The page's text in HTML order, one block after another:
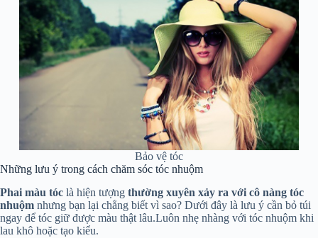
Bảo vệ tóc
Những lưu ý trong cách chăm sóc tóc nhuộm
Phai màu tóc là hiện tượng thường xuyên xảy ra với cô nàng tóc
nhuộm nhưng bạn lại chẳng biết vì sao? Dưới đây là lưu ý cần bỏ túi
ngay để tóc giữ được màu thật lâu.Luôn nhẹ nhàng với tóc nhuộm khi
lau khô hoặc tạo kiểu.